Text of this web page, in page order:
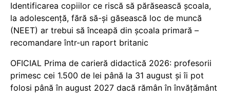
Identificarea copiilor ce riscă să părăsească școala,
la adolescență, fără să-și găsească loc de muncă
(NEET) ar trebui să înceapă din școala primară –
recomandare într-un raport britanic
OFICIAL Prima de carieră didactică 2026: profesorii
primesc cei 1.500 de lei până la 31 august și îi pot
folosi până în august 2027 dacă rămân în învățământ